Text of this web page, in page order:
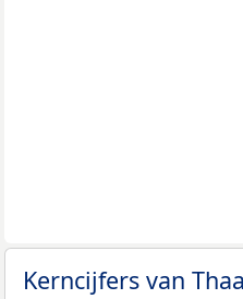
Kerncijfers van